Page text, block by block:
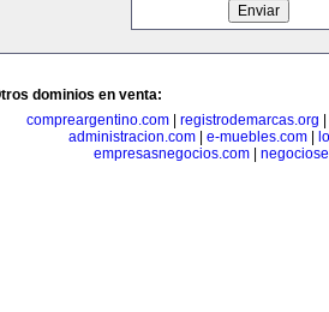
dominios en venta:
compreargentino.com
registrodemarcas.org
administracion.com
e-muebles.com
empresasnegocios.com|